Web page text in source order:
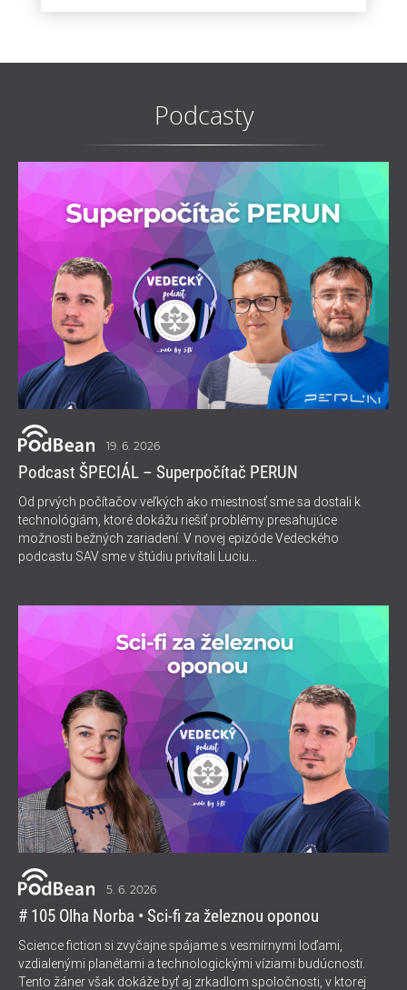
Podcasty
19. 6. 2026
Podcast ŠPECIÁL – Superpočítač PERUN
Od prvých počítačov veľkých ako miestnosť sme sa dostali k
technológiám, ktoré dokážu riešiť problémy presahujúce
možnosti bežných zariadení. V novej epizóde Vedeckého
podcastu SAV sme v štúdiu privítali Luciu...
5. 6. 2026
# 105 Olha Norba • Sci-fi za železnou oponou
Science fiction si zvyčajne spájame s vesmírnymi loďami,
vzdialenými planétami a technologickými víziami budúcnosti.
Tento žáner však dokáže byť aj zrkadlom spoločnosti, v ktorej